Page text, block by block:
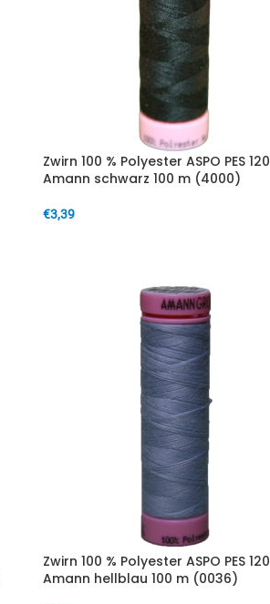
Zwirn 100 % Polyester ASPO PES 120
Amann schwarz 100 m (4000)
€3,39
Zwirn 100 % Polyester ASPO PES 120
Amann hellblau 100 m (0036)